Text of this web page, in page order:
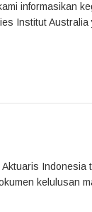
informasikan
Institut
Indonesia
kelulusan